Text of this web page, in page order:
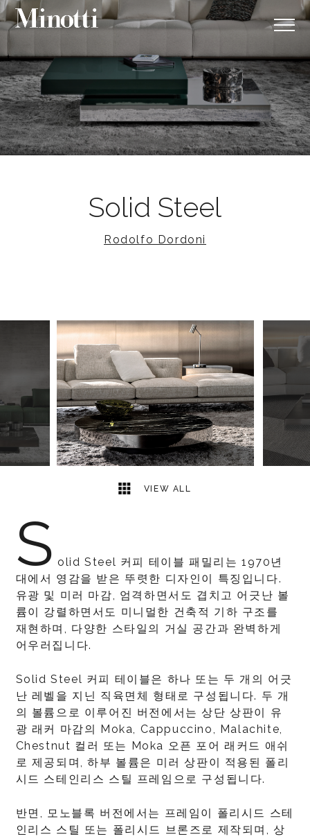
Solid Steel
Rodolfo Dordoni
VIEW ALL
2
S olid Steel 커피 테이블 패밀리는 1970년
대에서 영감을 받은 뚜렷한 디자인이 특징입니다.
유광 및 미러 마감, 엄격하면서도 겹치고 어긋난 볼
륨이 강렬하면서도 미니멀한 건축적 기하 구조를
재현하며, 다양한 스타일의 거실 공간과 완벽하게
어우러집니다.
Solid Steel 커피 테이블은 하나 또는 두 개의 어긋
난 레벨을 지닌 직육면체 형태로 구성됩니다. 두 개
의 볼륨으로 이루어진 버전에서는 상단 상판이 유
광 래커 마감의 Moka, Cappuccino, Malachite,
Chestnut 컬러 또는 Moka 오픈 포어 래커드 애쉬
로 제공되며, 하부 볼륨은 미러 상판이 적용된 폴리
시드 스테인리스 스틸 프레임으로 구성됩니다.
반면, 모노블록 버전에서는 프레임이 폴리시드 스테
인리스 스틸 또는 폴리시드 브론즈로 제작되며, 상